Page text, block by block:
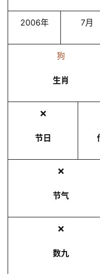
2006年 7月
狗
生肖
❌
节日
❌
节气
❌
数九